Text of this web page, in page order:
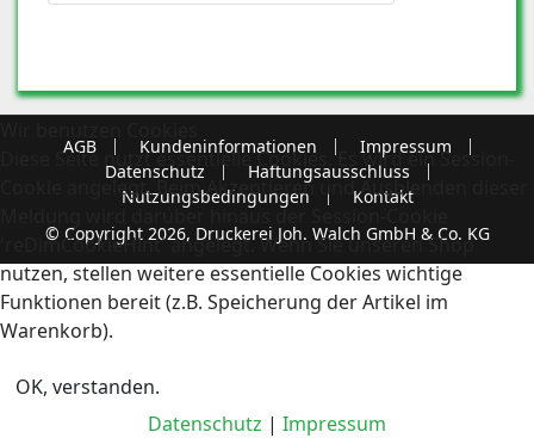
AGB Kundeninformationen
Impressum
Datenschutz
Haftungsausschluss
Nutzungsbedingungen
Kontakt
© Copyright 2026, Druckerei Joh. Walch GmbH & Co. KG
Diese Seite nutzt essentielle Cookies. Es wird ein Session-
Cookie angelegt. Beim Akzeptieren und Ausblenden dieser
Meldung wird darüber hinaus der Session-Cookie
'reDimCookieHint' angelegt. Wenn Sie unseren Shop
nutzen, stellen weitere essentielle Cookies wichtige
Funktionen bereit (z.B. Speicherung der Artikel im
Warenkorb).
OK, verstanden.
Datenschutz | Impressum